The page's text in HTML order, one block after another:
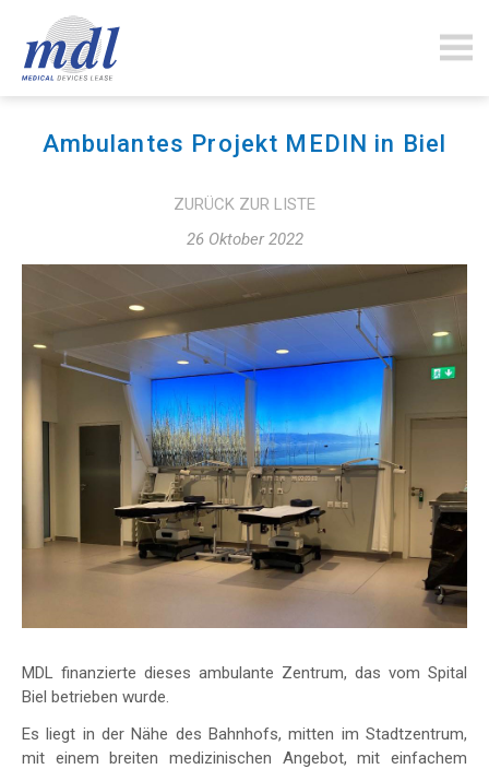
Ambulantes Projekt MEDIN in Biel
ZURÜCK ZUR LISTE
26 Oktober 2022
MDL finanzierte dieses ambulante Zentrum, das vom Spital
Biel betrieben wurde.
Es liegt in der Nähe des Bahnhofs, mitten im Stadtzentrum,
mit einem breiten medizinischen Angebot, mit einfachem